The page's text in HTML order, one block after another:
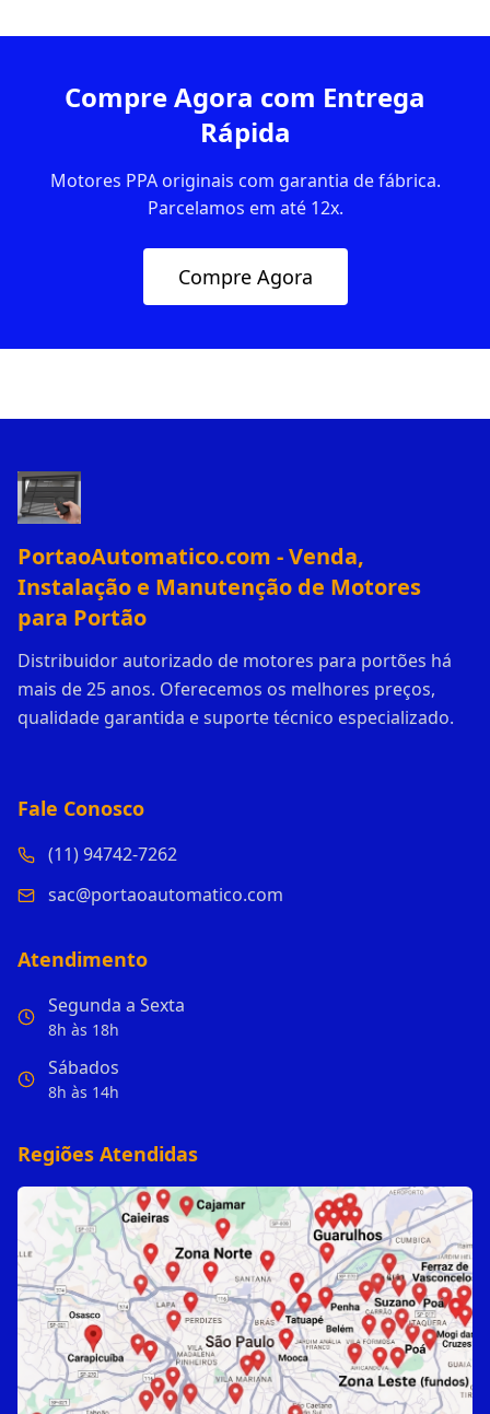
Compre Agora com Entrega
Rápida
Motores PPA originais com garantia de fábrica.
Parcelamos em até 12x.
Compre Agora
PortaoAutomatico.com - Venda,
Instalação e Manutenção de Motores
para Portão
Distribuidor autorizado de motores para portões há
mais de 25 anos. Oferecemos os melhores preços,
qualidade garantida e suporte técnico especializado.
Fale Conosco
(11) 94742-7262
sac@portaoautomatico.com
Atendimento
Segunda a Sexta
8h às 18h
Sábados
8h às 14h
Regiões Atendidas